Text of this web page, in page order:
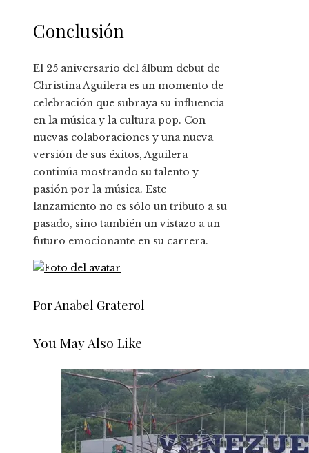
Conclusión
El 25 aniversario del álbum debut de
Christina Aguilera es un momento de
celebración que subraya su influencia
en la música y la cultura pop. Con
nuevas colaboraciones y una nueva
versión de sus éxitos, Aguilera
continúa mostrando su talento y
pasión por la música. Este
lanzamiento no es sólo un tributo a su
pasado, sino también un vistazo a un
futuro emocionante en su carrera.
Por Anabel Graterol
You May Also Like